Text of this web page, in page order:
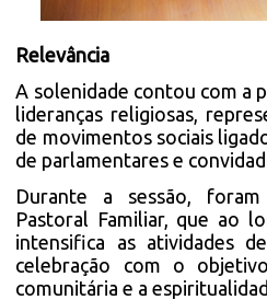
Relevância
A solenidade contou com a
lideranças religiosas,
de movimentos sociais
de parlamentares e
Durante a sessão,
Pastoral Familiar, que ao
intensifica as atividades
celebração com o
comunitária e a